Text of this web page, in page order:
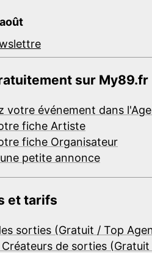
sur My89.fr
votre événement dans
fiche Artiste
fiche Organisateur
petite annonce
et tarifs
sorties (Gratuit / Top
de sorties (Gratuit